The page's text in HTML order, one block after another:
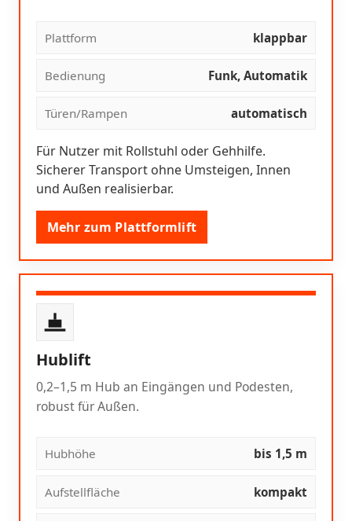
Plattform klappbar
Bedienung Funk, Automatik
Türen/Rampen automatisch
Für Nutzer mit Rollstuhl oder Gehhilfe.
Sicherer Transport ohne Umsteigen, Innen
und Außen realisierbar.
Mehr zum Plattformlift
Hublift
0,2–1,5 m Hub an Eingängen und Podesten,
robust für Außen.
Hubhöhe bis 1,5 m
Aufstellfläche kompakt